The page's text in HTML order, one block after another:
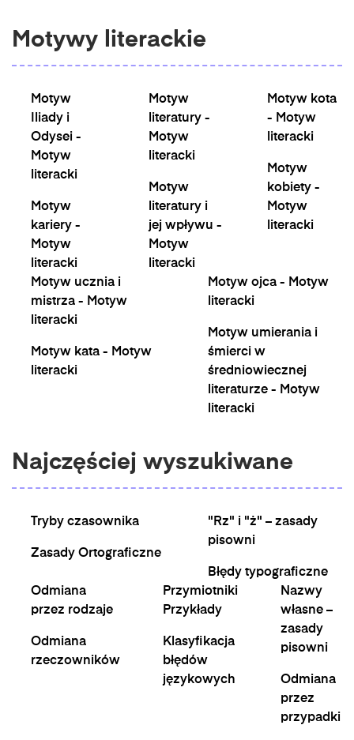
Motywy literackie
Motyw
Iliady i
Odysei -
Motyw
literacki
Motyw
kariery -
Motyw
literacki
Motyw
literatury -
Motyw
literacki
Motyw
literatury i
jej wpływu -
Motyw
literacki
Motyw kota
- Motyw
literacki
Motyw
kobiety -
Motyw
literacki
Motyw ucznia i
mistrza - Motyw
literacki
Motyw kata - Motyw
literacki
Motyw ojca - Motyw
literacki
Motyw umierania i
śmierci w
średniowiecznej
literaturze - Motyw
literacki
Najczęściej wyszukiwane
Tryby czasownika
Zasady Ortograficzne
"Rz" i "ż" – zasady
pisowni
Błędy typograficzne
Odmiana
przez rodzaje
Odmiana
rzeczowników
Przymiotniki
Przykłady
Klasyfikacja
błędów
językowych
Nazwy
własne –
zasady
pisowni
Odmiana
przez
przypadki